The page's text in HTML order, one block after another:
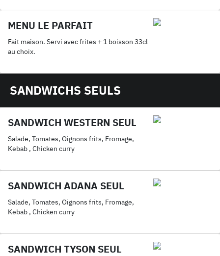
MENU LE PARFAIT
Fait maison. Servi avec frites + 1 boisson 33cl
au choix.
SANDWICHS SEULS
SANDWICH WESTERN SEUL
Salade, Tomates, Oignons frits, Fromage,
Kebab , Chicken curry
SANDWICH ADANA SEUL
Salade, Tomates, Oignons frits, Fromage,
Kebab , Chicken curry
SANDWICH TYSON SEUL